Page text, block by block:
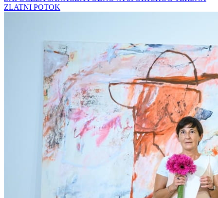
ZLATNI POTOK